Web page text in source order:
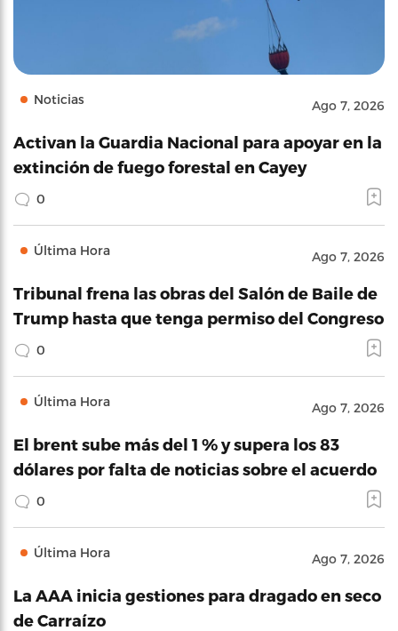
Noticias Ago 7, 2026
Activan la Guardia Nacional para apoyar en la
extinción de fuego forestal en Cayey
0
Última Hora Ago 7, 2026
Tribunal frena las obras del Salón de Baile de
Trump hasta que tenga permiso del Congreso
0
Última Hora Ago 7, 2026
El brent sube más del 1 % y supera los 83
dólares por falta de noticias sobre el acuerdo
0
Última Hora Ago 7, 2026
La AAA inicia gestiones para dragado en seco
de Carraízo